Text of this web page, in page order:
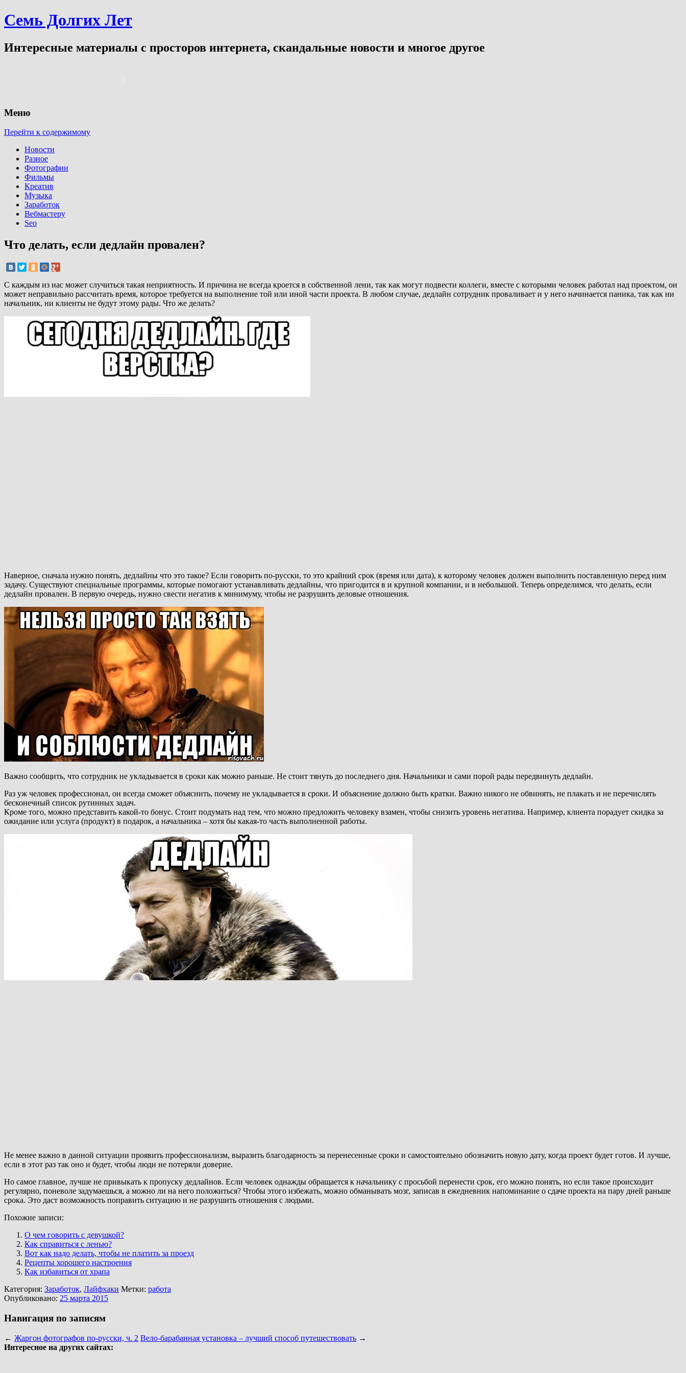
Семь Долгих Лет
Интересные материалы с просторов интернета, скандальные новости и многое другое
Меню
Перейти к содержимому
Новости
Разное
Фотографии
Фильмы
Креатив
Музыка
Заработок
Вебмастеру
Seo
Что делать, если дедлайн провален?
С каждым из нас может случиться такая неприятность. И причина не всегда кроется в собственной лени, так как могут подвести коллеги, вместе с которыми человек работал над проектом, он
может неправильно рассчитать время, которое требуется на выполнение той или иной части проекта. В любом случае, дедлайн сотрудник проваливает и у него начинается паника, так как ни
начальник, ни клиенты не будут этому рады. Что же делать?
Наверное, сначала нужно понять, дедлайны что это такое? Если говорить по-русски, то это крайний срок (время или дата), к которому человек должен выполнить поставленную перед ним
задачу. Существуют специальные программы, которые помогают устанавливать дедлайны, что пригодится в и крупной компании, и в небольшой. Теперь определимся, что делать, если
дедлайн провален. В первую очередь, нужно свести негатив к минимуму, чтобы не разрушить деловые отношения.
Важно сообщить, что сотрудник не укладывается в сроки как можно раньше. Не стоит тянуть до последнего дня. Начальники и сами порой рады передвинуть дедлайн.
Раз уж человек профессионал, он всегда сможет объяснить, почему не укладывается в сроки. И объяснение должно быть кратки. Важно никого не обвинять, не плакать и не перечислять
бесконечный список рутинных задач.
Кроме того, можно представить какой-то бонус. Стоит подумать над тем, что можно предложить человеку взамен, чтобы снизить уровень негатива. Например, клиента порадует скидка за
ожидание или услуга (продукт) в подарок, а начальника – хотя бы какая-то часть выполненной работы.
Не менее важно в данной ситуации проявить профессионализм, выразить благодарность за перенесенные сроки и самостоятельно обозначить новую дату, когда проект будет готов. И лучше,
если в этот раз так оно и будет, чтобы люди не потеряли доверие.
Но самое главное, лучше не привыкать к пропуску дедлайнов. Если человек однажды обращается к начальнику с просьбой перенести срок, его можно понять, но если такое происходит
регулярно, поневоле задумаешься, а можно ли на него положиться? Чтобы этого избежать, можно обманывать мозг, записав в ежедневник напоминание о сдаче проекта на пару дней раньше
срока. Это даст возможность поправить ситуацию и не разрушить отношения с людьми.
Похожие записи:
О чем говорить с девушкой?
Как справиться с ленью?
Вот как надо делать, чтобы не платить за проезд
Рецепты хорошего настроения
Как избавиться от храпа
Категория: Заработок, Лайфхаки Метки: работа
Опубликовано: 25 марта 2015
Навигация по записям
← Жаргон фотографов по-русски, ч. 2 Вело-барабанная установка – лучший способ путешествовать →
Интересное на других сайтах: